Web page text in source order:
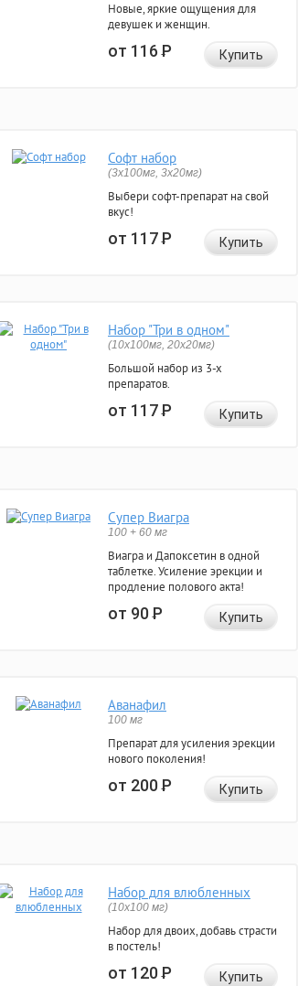
Новые, яркие ощущения для
девушек и женщин.
от 116Р Купить
Софт набор
(3x100мг, 3x20мг)
Выбери софт-препарат на свой
вкус!
от 117Р Купить
Набор "Три в одном"
(10x100мг, 20x20мг)
Большой набор из 3-х
препаратов.
от 117Р Купить
Супер Виагра
100 + 60 мг
Виагра и Дапоксетин в одной
таблетке. Усиление эрекции и
продление полового акта!
от 90Р Купить
Аванафил
100 мг
Препарат для усиления эрекции
нового поколения!
от 200Р Купить
Набор для влюбленных
(10х100 мг)
Набор для двоих, добавь страсти
в постель!
от 120Р Купить